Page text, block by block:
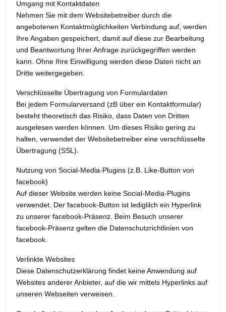
Umgang mit Kontaktdaten
Nehmen Sie mit dem Websitebetreiber durch die
angebotenen Kontaktmöglichkeiten Verbindung auf, werden
Ihre Angaben gespeichert, damit auf diese zur Bearbeitung
und Beantwortung Ihrer Anfrage zurückgegriffen werden
kann. Ohne Ihre Einwilligung werden diese Daten nicht an
Dritte weitergegeben.
Verschlüsselte Übertragung von Formulardaten
Bei jedem Formularversand (zB über ein Kontaktformular)
besteht theoretisch das Risiko, dass Daten von Dritten
ausgelesen werden können. Um dieses Risiko gering zu
halten, verwendet der Websitebetreiber eine verschlüsselte
Übertragung (SSL).
Nutzung von Social-Media-Plugins (z.B. Like-Button von
facebook)
Auf dieser Website werden keine Social-Media-Plugins
verwendet. Der facebook-Button ist lediglilch ein Hyperlink
zu unserer facebook-Präsenz. Beim Besuch unserer
facebook-Präsenz gelten die Datenschutzrichtlinien von
facebook.
Verlinkte Websites
Diese Datenschutzerklärung findet keine Anwendung auf
Websites anderer Anbieter, auf die wir mittels Hyperlinks auf
unseren Webseiten verweisen.